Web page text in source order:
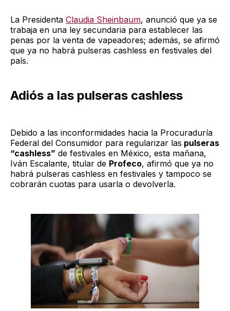
La Presidenta Claudia Sheinbaum, anunció que ya se
trabaja en una ley secundaria para establecer las
penas por la venta de vapeadores; además, se afirmó
que ya no habrá pulseras cashless en festivales del
país.
Adiós a las pulseras cashless
Debido a las inconformidades hacia la Procuraduría
Federal del Consumidor para regularizar las pulseras
“cashless” de festivales en México, esta mañana,
Iván Escalante, titular de Profeco, afirmó que ya no
habrá pulseras cashless en festivales y tampoco se
cobrarán cuotas para usarla o devolverla.